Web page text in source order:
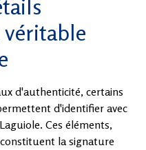
d'authenticité, certains
d'identifier avec
Ces éléments,
la signature